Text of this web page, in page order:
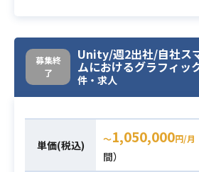
業務内容
・API基盤（
盤（AWS上）の
・API基盤では、
tchによる監視設
募集終
了
Unity/週2出社/自社ス
ムにおけるグラフィッ
件・求人
単価(税込) 〜1,050,000円/月
間）